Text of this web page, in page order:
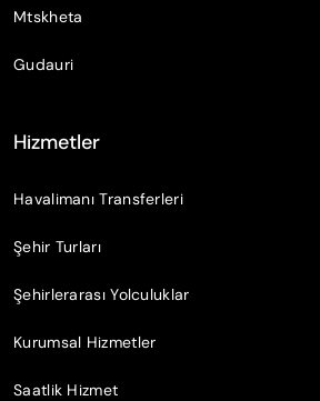
Mtskheta
Gudauri
Hizmetler
Havalimanı Transferleri
Şehir Turları
Şehirlerarası Yolculuklar
Kurumsal Hizmetler
Saatlik Hizmet